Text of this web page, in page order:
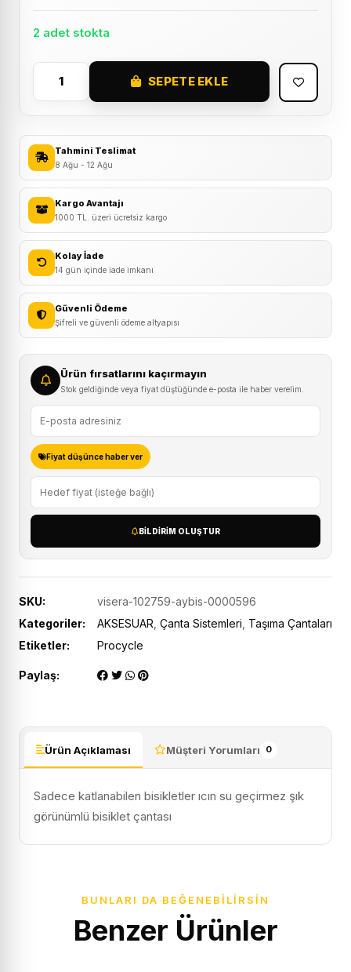
2 adet stokta
Procycle
Katlanır
Bisiklet
Taşıma
Çantası
adet
SEPETE EKLE
Tahmini Teslimat
8 Ağu - 12 Ağu
Kargo Avantajı
1000 TL. üzeri ücretsiz kargo
Kolay İade
14 gün içinde iade imkanı
Güvenli Ödeme
Şifreli ve güvenli ödeme altyapısı
Ürün fırsatlarını kaçırmayın
Stok geldiğinde veya fiyat düştüğünde e-posta ile haber verelim.
Fiyat düşünce haber ver
BILDIRIM OLUŞTUR
SKU:
visera-102759-aybis-0000596
Kategoriler:
AKSESUAR Çanta Sistemleri Taşıma Çantaları
Etiketler:
Procycle
Paylaş:
Ürün Açıklaması Müşteri Yorumları 0
Sadece katlanabilen bisikletler ıcın su geçirmez şık
görünümlü bisiklet çantası
BUNLARI DA BEĞENEBILIRSIN
Benzer Ürünler